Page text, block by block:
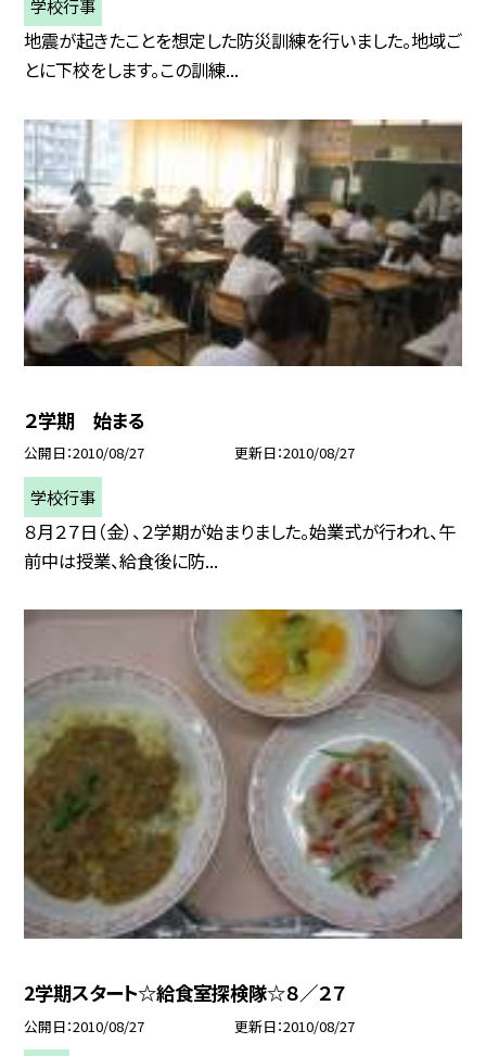
学校行事
地震が起きたことを想定した防災訓練を行いました。地域ご
とに下校をします。この訓練...
２学期 始まる
公開日 2010/08/27 更新日 2010/08/27
学校行事
８月２７日（金）、２学期が始まりました。始業式が行われ、午
前中は授業、給食後に防...
2学期スタート☆給食室探検隊☆８／２７
公開日 2010/08/27 更新日 2010/08/27